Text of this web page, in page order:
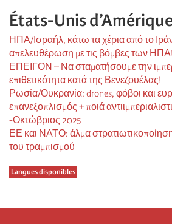
États-Unis
ΗΠΑ/Ισραήλ, κάτω τα χέρια από το
απελευθέρωση με τις βόμβες των ΗΠΑ!
ΕΠΕΙΓΟΝ – Να σταματήσουμε την
επιθετικότητα κατά της Βενεζουέλας!
Ρωσία/Ουκρανία: drones, φόβοι και
επανεξοπλισμός + ποιά
-Οκτώβριος 2025
ΕΕ και ΝΑΤΟ: άλμα
του τραμπισμού
Langues disponibles